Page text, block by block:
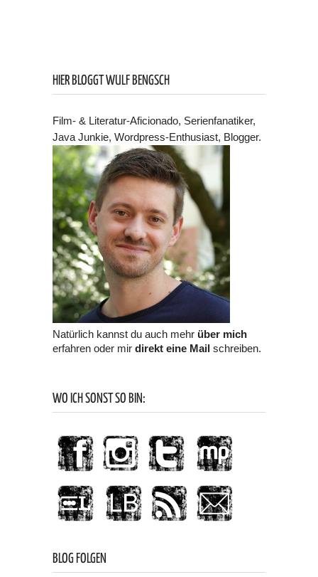
HIER BLOGGT WULF BENGSCH
Film- & Literatur-Aficionado, Serienfanatiker,
Java Junkie, Wordpress-Enthusiast, Blogger.
Natürlich kannst du auch mehr über mich
erfahren oder mir direkt eine Mailschreiben.
WO ICH SONST SO BIN:
BLOG FOLGEN